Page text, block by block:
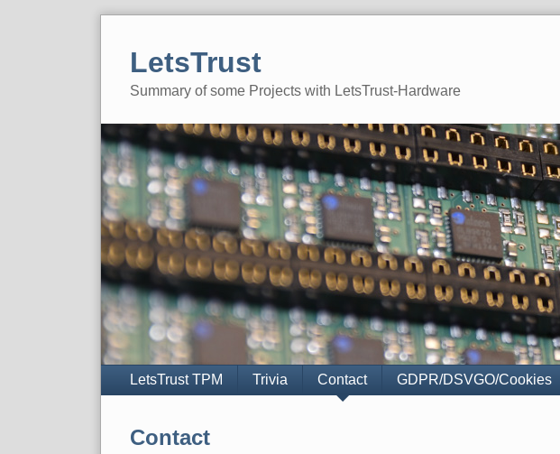
LetsTrust
Summary of some Projects with LetsTrust-Hardware
Navigation
LetsTrust TPM Trivia Contact GDPR/DSVGO/Cookies
Contact